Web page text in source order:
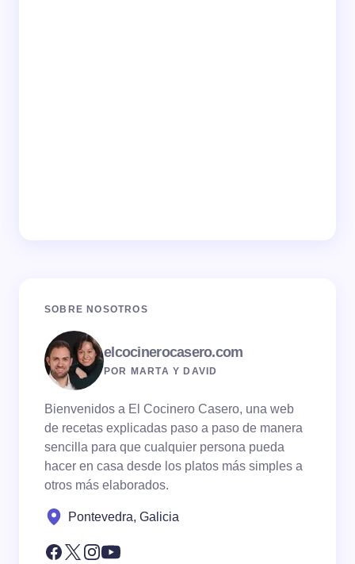
SOBRE NOSOTROS
elcocinerocasero.com
POR MARTA Y DAVID
Bienvenidos a El Cocinero Casero, una web
de recetas explicadas paso a paso de manera
sencilla para que cualquier persona pueda
hacer en casa desde los platos más simples a
otros más elaborados.
Pontevedra, Galicia